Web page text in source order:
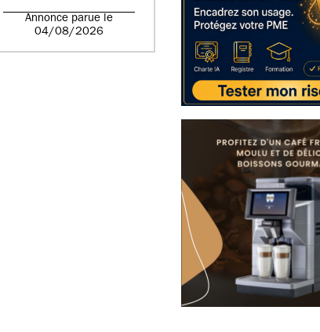
Annonce parue le
04/08/2026